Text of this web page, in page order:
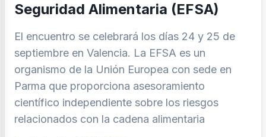
Seguridad Alimentaria (EFSA)
El encuentro se celebrará los días 24 y 25 de
septiembre en Valencia. La EFSA es un
organismo de la Unión Europea con sede en
Parma que proporciona asesoramiento
científico independiente sobre los riesgos
relacionados con la cadena alimentaria